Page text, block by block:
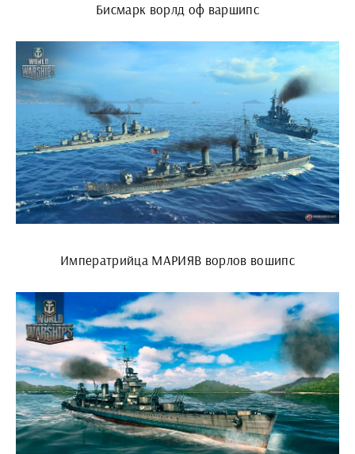
Бисмарк ворлд оф варшипс
Императрийца МАРИЯВ ворлов вошипс